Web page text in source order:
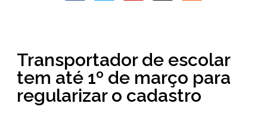
Transportador de escolar
tem até 1º de março para
regularizar o cadastro